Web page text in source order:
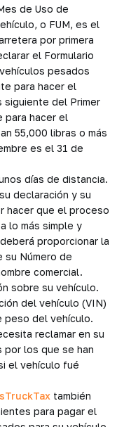
de Uso de
o FUM, es el
por primera
el Formulario
pesados
para hacer el
siguiente del Primer
para hacer el
55,000 libras o más
es el 31 de
días de distancia.
declaración y su
hacer que el proceso
lo más simple y
proporcionar la
su Número de
comercial.
sobre su vehículo.
del vehículo (VIN)
peso del vehículo.
reclamar en su
por los que se han
el vehículo fué
también
para pagar el